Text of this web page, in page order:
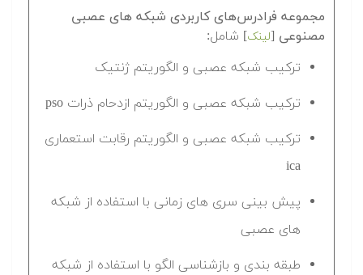
مجموعه فرادرس‌های کاربردی شبکه های عصبی
مصنوعی [لینک] شامل:
ترکیب شبکه عصبی و الگوریتم ژنتیک
ترکیب شبکه عصبی و الگوریتم ازدحام ذرات pso
ترکیب شبکه عصبی و الگوریتم رقابت استعماری
ica
پیش بینی سری های زمانی با استفاده از شبکه
های عصبی
طبقه بندی و بازشناسی الگو با استفاده از شبکه